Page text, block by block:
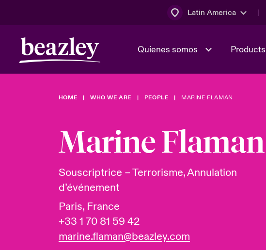
Latin America
Quienes somos
Quienes somos
El Consejo y el comité de
Cultura y valores
Products
Novedades y Eventos
Eventos
Área de clientes Clientes ciber
HOME WHO WE ARE PEOPLE MARINE FLAMAN
Marine Flaman
Souscriptrice – Terrorisme, Annulation
d’événement
Paris, France
+33 1 70 81 59 42
marine.flaman@beazley.com